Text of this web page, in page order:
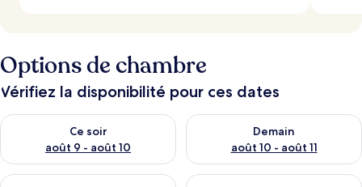
Options de chambre
Vérifiez la disponibilité pour ces dates
Ce soir
août 9 - août 10
Vérifier la disponibilité pour ce soir août 9 - août 10
Demain
août 10 - août 11
Vérifier la disponibilité pour
Vérifier la disponibilité pour cette fin de semaine août 14 -
Vérifier la disponibilité pour